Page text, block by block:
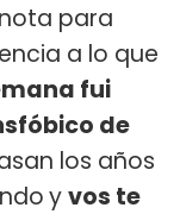
para
a lo que
fui
de
los años
yvos te